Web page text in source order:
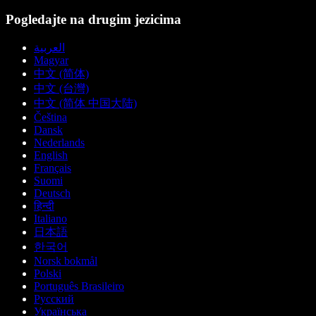
Pogledajte na drugim jezicima
العربية
Magyar
中文 (简体)
中文 (台灣)
中文 (简体 中国大陆)
Čeština
Dansk
Nederlands
English
Français
Suomi
Deutsch
हिन्दी
Italiano
日本語
한국어
Norsk bokmål
Polski
Português Brasileiro
Русский
Українська